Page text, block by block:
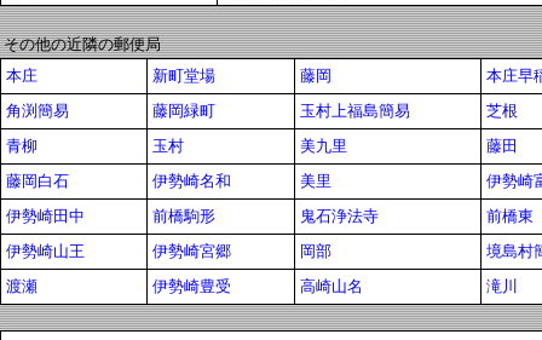
その他の近隣の郵便局
本庄
新町堂場 藤岡
本庄早
角渕簡易
藤岡緑町 玉村上福島簡易
芝根
青柳
玉村 美九里
藤田
藤岡白石
伊勢崎名和 美里
伊勢崎
伊勢崎田中
前橋駒形 鬼石浄法寺
前橋東
伊勢崎山王
伊勢崎宮郷 岡部
境島村
渡瀬
伊勢崎豊受 高崎山名 滝川